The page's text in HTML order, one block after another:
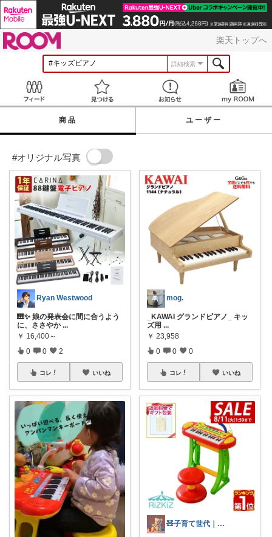
楽天トップへ
詳細検索
見つける お知らせ
商品 ユーザー
#オリジナル写真
Ryan Westwood
🎹✨ 娘の発表会に間に合うよう
に、ささやか ...
￥ 16,400～
0 0 2
コレ いいね
mog.
_KAWAI グランドピアノ_ キッ
ズ用 ...
￥ 23,958
0 0 0
コレ いいね
🧸子育て世代｜おもちゃ